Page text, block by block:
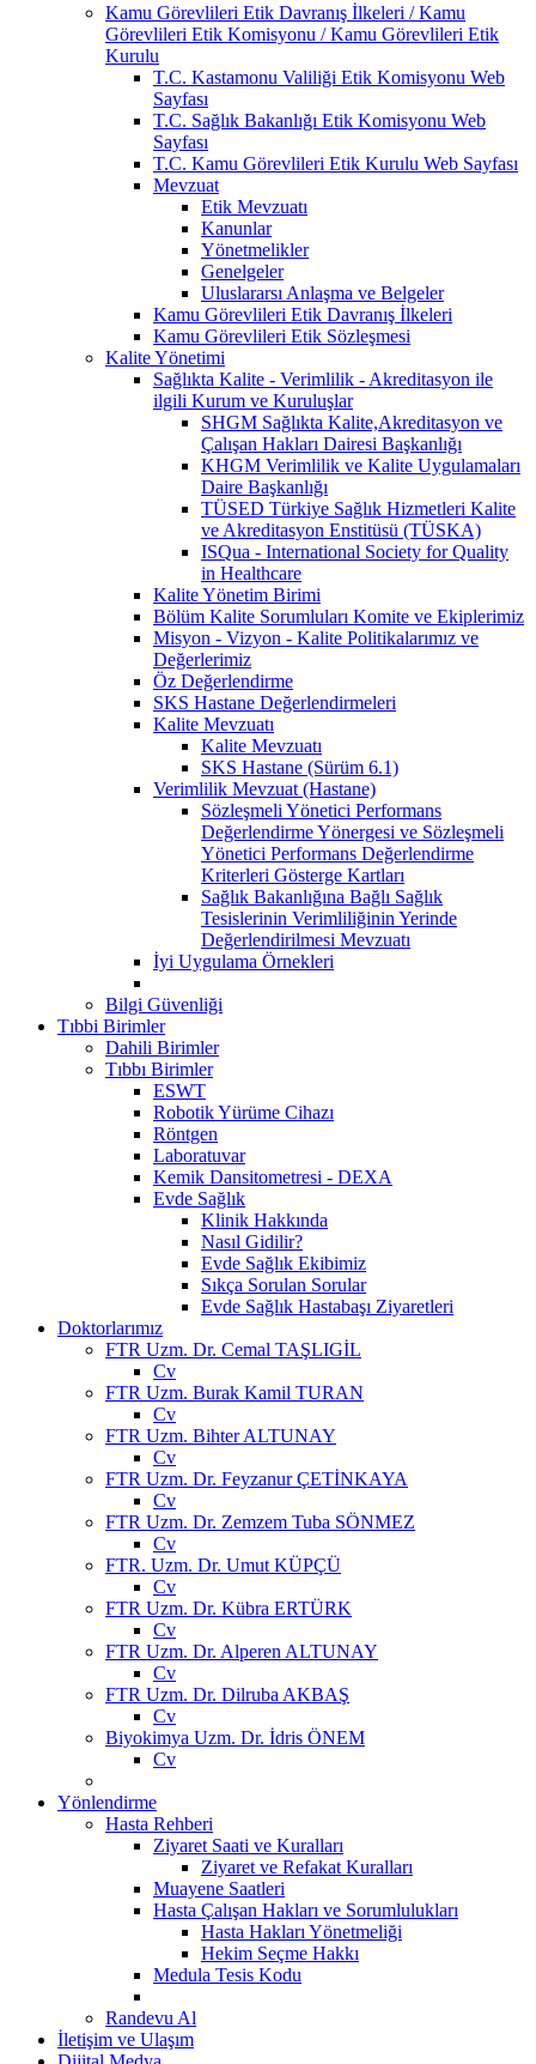
Kamu Görevlileri Etik Davranış İlkeleri / Kamu
Görevlileri Etik Komisyonu / Kamu Görevlileri Etik
Kurulu
T.C. Kastamonu Valiliği Etik Komisyonu Web
Sayfası
T.C. Sağlık Bakanlığı Etik Komisyonu Web
Sayfası
T.C. Kamu Görevlileri Etik Kurulu Web Sayfası
Mevzuat
Etik Mevzuatı
Kanunlar
Yönetmelikler
Genelgeler
Uluslararsı Anlaşma ve Belgeler
Kamu Görevlileri Etik Davranış İlkeleri
Kamu Görevlileri Etik Sözleşmesi
Kalite Yönetimi
Sağlıkta Kalite - Verimlilik - Akreditasyon ile
ilgili Kurum ve Kuruluşlar
SHGM Sağlıkta Kalite,Akreditasyon ve
Çalışan Hakları Dairesi Başkanlığı
KHGM Verimlilik ve Kalite Uygulamaları
Daire Başkanlığı
TÜSED Türkiye Sağlık Hizmetleri Kalite
ve Akreditasyon Enstitüsü (TÜSKA)
ISQua - International Society for Quality
in Healthcare
Kalite Yönetim Birimi
Bölüm Kalite Sorumluları Komite ve Ekiplerimiz
Misyon - Vizyon - Kalite Politikalarımız ve
Değerlerimiz
Öz Değerlendirme
SKS Hastane Değerlendirmeleri
Kalite Mevzuatı
Kalite Mevzuatı
SKS Hastane (Sürüm 6.1)
Verimlilik Mevzuat (Hastane)
Sözleşmeli Yönetici Performans
Değerlendirme Yönergesi ve Sözleşmeli
Yönetici Performans Değerlendirme
Kriterleri Gösterge Kartları
Sağlık Bakanlığına Bağlı Sağlık
Tesislerinin Verimliliğinin Yerinde
Değerlendirilmesi Mevzuatı
İyi Uygulama Örnekleri
Bilgi Güvenliği
Tıbbi Birimler
Dahili Birimler
Tıbbı Birimler
ESWT
Robotik Yürüme Cihazı
Röntgen
Laboratuvar
Kemik Dansitometresi - DEXA
Evde Sağlık
Klinik Hakkında
Nasıl Gidilir?
Evde Sağlık Ekibimiz
Sıkça Sorulan Sorular
Evde Sağlık Hastabaşı Ziyaretleri
Doktorlarımız
FTR Uzm. Dr. Cemal TAŞLIGİL
Cv
FTR Uzm. Burak Kamil TURAN
Cv
FTR Uzm. Bihter ALTUNAY
Cv
FTR Uzm. Dr. Feyzanur ÇETİNKAYA
Cv
FTR Uzm. Dr. Zemzem Tuba SÖNMEZ
Cv
FTR. Uzm. Dr. Umut KÜPÇÜ
Cv
FTR Uzm. Dr. Kübra ERTÜRK
Cv
FTR Uzm. Dr. Alperen ALTUNAY
Cv
FTR Uzm. Dr. Dilruba AKBAŞ
Cv
Biyokimya Uzm. Dr. İdris ÖNEM
Cv
Yönlendirme
Hasta Rehberi
Ziyaret Saati ve Kuralları
Ziyaret ve Refakat Kuralları
Muayene Saatleri
Hasta Çalışan Hakları ve Sorumlulukları
Hasta Hakları Yönetmeliği
Hekim Seçme Hakkı
Medula Tesis Kodu
Randevu Al
İletişim ve Ulaşım